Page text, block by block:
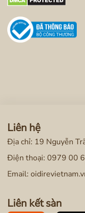
Liên hệ
Địa chỉ: 19 Nguyễn
Điện thoại: 0979 00
Email:
Liên kết sàn